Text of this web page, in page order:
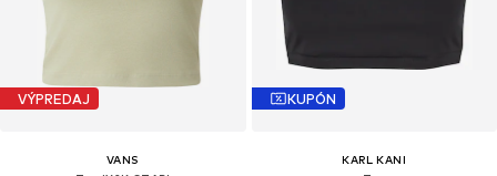
VÝPREDAJ
VANS
KUPÓN
KARL KANI